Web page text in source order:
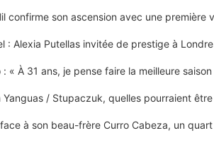
confirme son ascension avec une première
: Alexia Putellas invitée de prestige à
« À 31 ans, je pense faire la meilleure
Yanguas / Stupaczuk, quelles pourraient
à son beau-frère Curro Cabeza, un